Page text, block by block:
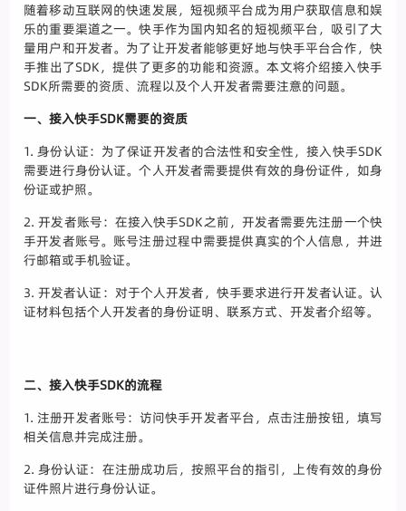
随着移动互联网的快速发展，短视频平台成为用户获取信息和娱
乐的重要渠道之一。快手作为国内知名的短视频平台，吸引了大
量用户和开发者。为了让开发者能够更好地与快手平台合作，快
手推出了SDK，提供了更多的功能和资源。本文将介绍接入快手
SDK所需要的资质、流程以及个人开发者需要注意的问题。
一、接入快手SDK需要的资质
1. 身份认证：为了保证开发者的合法性和安全性，接入快手SDK
需要进行身份认证。个人开发者需要提供有效的身份证件，如身
份证或护照。
2. 开发者账号：在接入快手SDK之前，开发者需要先注册一个快
手开发者账号。账号注册过程中需要提供真实的个人信息，并进
行邮箱或手机验证。
3. 开发者认证：对于个人开发者，快手要求进行开发者认证。认
证材料包括个人开发者的身份证明、联系方式、开发者介绍等。
二、接入快手SDK的流程
1. 注册开发者账号：访问快手开发者平台，点击注册按钮，填写
相关信息并完成注册。
2. 身份认证：在注册成功后，按照平台的指引，上传有效的身份
证件照片进行身份认证。